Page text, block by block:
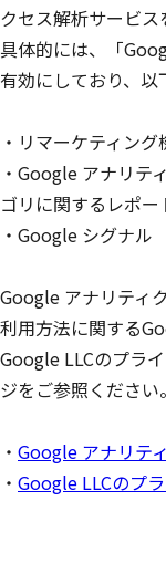
クセス解析サービス
具体的には、「
有効にしており、以
・リマーケティン
・Google アナリテ
ゴリに関するレポー
・Google シグナル
Google アナリティ
利用方法に関する
Google LLCのプラ
ジをご参照ください。
・ Google アナリテ
・ Google LLCのプ